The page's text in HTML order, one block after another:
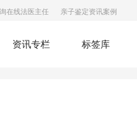
在线法医主任 亲子鉴定资讯案例
资讯专栏 标签库